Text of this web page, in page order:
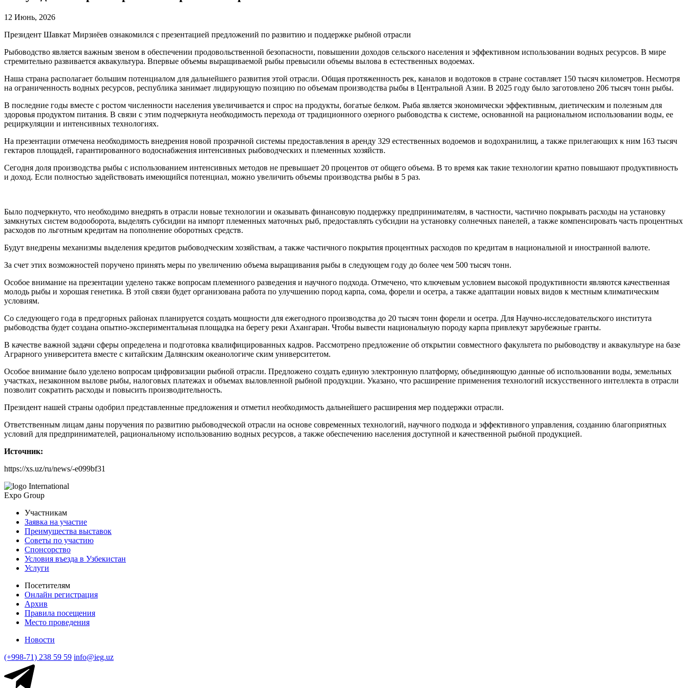
12 Июнь, 2026
Президент Шавкат Мирзиёев ознакомился с презентацией предложений по развитию и поддержке рыбной отрасли
Рыбоводство является важным звеном в обеспечении продовольственной безопасности, повышении доходов сельского населения и эффективном использовании водных ресурсов. В мире
стремительно развивается аквакультура. Впервые объемы выращиваемой рыбы превысили объемы вылова в естественных водоемах.
Наша страна располагает большим потенциалом для дальнейшего развития этой отрасли. Общая протяженность рек, каналов и водотоков в стране составляет 150 тысяч километров. Несмотря
на ограниченность водных ресурсов, республика занимает лидирующую позицию по объемам производства рыбы в Центральной Азии. В 2025 году было заготовлено 206 тысяч тонн рыбы.
В последние годы вместе с ростом численности населения увеличивается и спрос на продукты, богатые белком. Рыба является экономически эффективным, диетическим и полезным для
здоровья продуктом питания. В связи с этим подчеркнута необходимость перехода от традиционного озерного рыбоводства к системе, основанной на рациональном использовании воды, ее
рециркуляции и интенсивных технологиях.
На презентации отмечена необходимость внедрения новой прозрачной системы предоставления в аренду 329 естественных водоемов и водохранилищ, а также прилегающих к ним 163 тысяч
гектаров площадей, гарантированного водоснабжения интенсивных рыбоводческих и племенных хозяйств.
Сегодня доля производства рыбы с использованием интенсивных методов не превышает 20 процентов от общего объема. В то время как такие технологии кратно повышают продуктивность
и доход. Если полностью задействовать имеющийся потенциал, можно увеличить объемы производства рыбы в 5 раз.
Было подчеркнуто, что необходимо внедрять в отрасли новые технологии и оказывать финансовую поддержку предпринимателям, в частности, частично покрывать расходы на установку
замкнутых систем водооборота, выделять субсидии на импорт племенных маточных рыб, предоставлять субсидии на установку солнечных панелей, а также компенсировать часть процентных
расходов по льготным кредитам на пополнение оборотных средств.
Будут внедрены механизмы выделения кредитов рыбоводческим хозяйствам, а также частичного покрытия процентных расходов по кредитам в национальной и иностранной валюте.
За счет этих возможностей поручено принять меры по увеличению объема выращивания рыбы в следующем году до более чем 500 тысяч тонн.
Особое внимание на презентации уделено также вопросам племенного разведения и научного подхода. Отмечено, что ключевым условием высокой продуктивности являются качественная
молодь рыбы и хорошая генетика. В этой связи будет организована работа по улучшению пород карпа, сома, форели и осетра, а также адаптации новых видов к местным климатическим
условиям.
Со следующего года в предгорных районах планируется создать мощности для ежегодного производства до 20 тысяч тонн форели и осетра. Для Научно-исследовательского института
рыбоводства будет создана опытно-экспериментальная площадка на берегу реки Ахангаран. Чтобы вывести национальную породу карпа привлекут зарубежные гранты.
В качестве важной задачи сферы определена и подготовка квалифицированных кадров. Рассмотрено предложение об открытии совместного факультета по рыбоводству и аквакультуре на базе
Аграрного университета вместе с китайским Далянским океанологиче ским университетом.
Особое внимание было уделено вопросам цифровизации рыбной отрасли. Предложено создать единую электронную платформу, объединяющую данные об использовании воды, земельных
участках, незаконном вылове рыбы, налоговых платежах и объемах выловленной рыбной продукции. Указано, что расширение применения технологий искусственного интеллекта в отрасли
позволит сократить расходы и повысить производительность.
Президент нашей страны одобрил представленные предложения и отметил необходимость дальнейшего расширения мер поддержки отрасли.
Ответственным лицам даны поручения по развитию рыбоводческой отрасли на основе современных технологий, научного подхода и эффективного управления, созданию благоприятных
условий для предпринимателей, рациональному использованию водных ресурсов, а также обеспечению населения доступной и качественной рыбной продукцией.
Источник:
https://xs.uz/ru/news/-e099bf31
International
Expo Group
Участникам
Заявка на участие
Преимущества выставок
Советы по участию
Спонсорство
Условия въезда в Узбекистан
Услуги
Посетителям
Онлайн регистрация
Архив
Правила посещения
Место проведения
Новости
(+998-71) 238 59 59 info@ieg.uz